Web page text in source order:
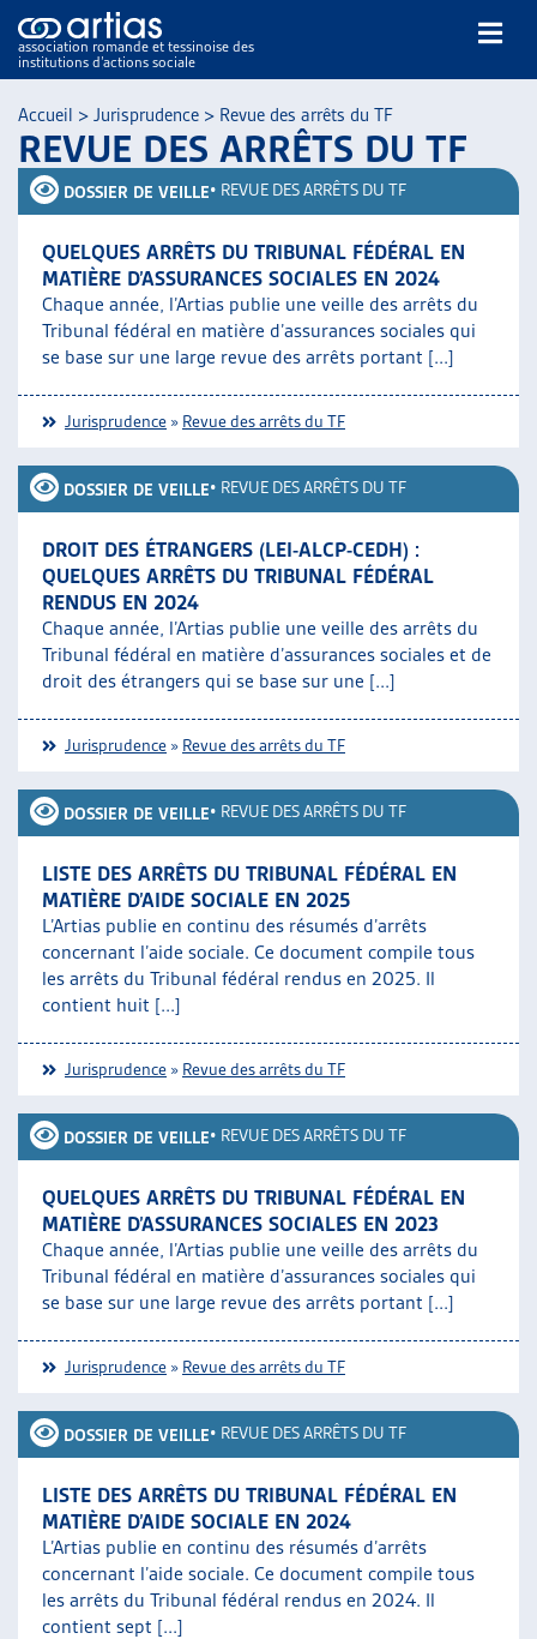
association romande et tessinoise des
institutions d’actions sociale
NOS PUBLICATIONS
ARTICLES
DOSSIERS DU MOIS
VEILLE
RESSOURCES
GUIDE SOCIAL ROMAND
ARTIAS
L’ASSOCIATION
PROJETS ET ACTIVITÉS
JOURNÉES D’AUTOMNE
Accueil > Jurisprudence > Revue des arrêts du TF
REVUE DES ARRÊTS DU TF
DOSSIER DE VEILLE• REVUE DES ARRÊTS DU TF
QUELQUES ARRÊTS DU TRIBUNAL FÉDÉRAL EN
MATIÈRE D’ASSURANCES SOCIALES EN 2024
Chaque année, l’Artias publie une veille des arrêts du
Tribunal fédéral en matière d’assurances sociales qui
se base sur une large revue des arrêts portant [...]
Jurisprudence » Revue des arrêts du TF
DOSSIER DE VEILLE• REVUE DES ARRÊTS DU TF
DROIT DES ÉTRANGERS (LEI-ALCP-CEDH) :
QUELQUES ARRÊTS DU TRIBUNAL FÉDÉRAL
RENDUS EN 2024
Chaque année, l’Artias publie une veille des arrêts du
Tribunal fédéral en matière d’assurances sociales et de
droit des étrangers qui se base sur une [...]
Jurisprudence » Revue des arrêts du TF
DOSSIER DE VEILLE• REVUE DES ARRÊTS DU TF
LISTE DES ARRÊTS DU TRIBUNAL FÉDÉRAL EN
MATIÈRE D’AIDE SOCIALE EN 2025
L’Artias publie en continu des résumés d’arrêts
concernant l’aide sociale. Ce document compile tous
les arrêts du Tribunal fédéral rendus en 2025. Il
contient huit [...]
Jurisprudence » Revue des arrêts du TF
DOSSIER DE VEILLE• REVUE DES ARRÊTS DU TF
QUELQUES ARRÊTS DU TRIBUNAL FÉDÉRAL EN
MATIÈRE D’ASSURANCES SOCIALES EN 2023
Chaque année, l’Artias publie une veille des arrêts du
Tribunal fédéral en matière d’assurances sociales qui
se base sur une large revue des arrêts portant [...]
Jurisprudence » Revue des arrêts du TF
DOSSIER DE VEILLE• REVUE DES ARRÊTS DU TF
LISTE DES ARRÊTS DU TRIBUNAL FÉDÉRAL EN
MATIÈRE D’AIDE SOCIALE EN 2024
L’Artias publie en continu des résumés d’arrêts
concernant l’aide sociale. Ce document compile tous
les arrêts du Tribunal fédéral rendus en 2024. Il
contient sept [...]